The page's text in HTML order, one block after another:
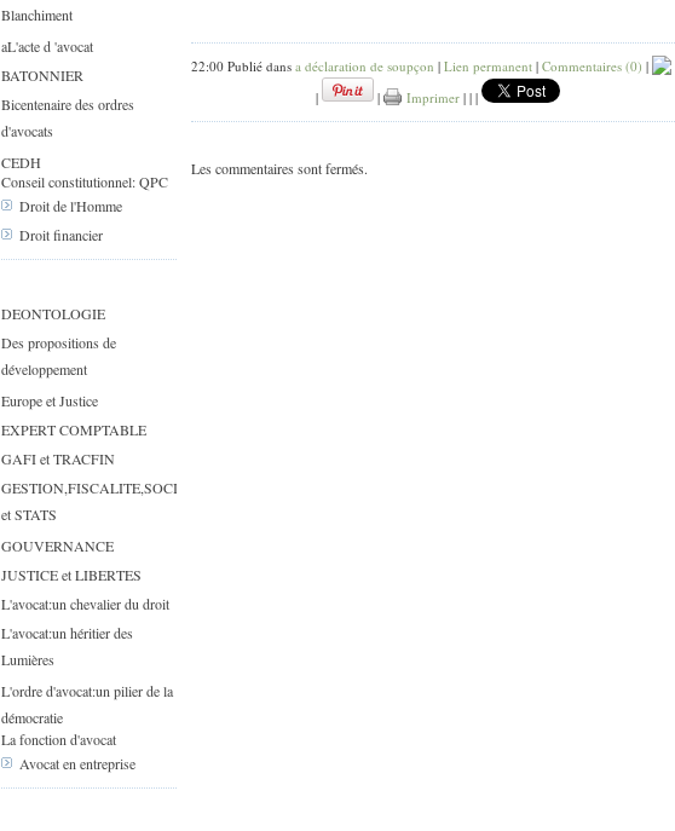
Blanchiment
aL'acte d 'avocat
BATONNIER
Bicentenaire des ordres
d'avocats
CEDH
Conseil constitutionnel: QPC
Droit de l'Homme
Droit financier
DEONTOLOGIE
Des propositions de
développement
Europe et Justice
EXPERT COMPTABLE
GAFI et TRACFIN
GESTION,FISCALITE,SOCIAL
et STATS
GOUVERNANCE
JUSTICE et LIBERTES
L'avocat:un chevalier du droit
L'avocat:un héritier des
Lumières
L'ordre d'avocat:un pilier de la
démocratie
La fonction d'avocat
Avocat en entreprise
22:00 Publié dans a déclaration de soupçon | Lien permanent | Commentaires (0) |
|
| Imprimer | | |
Les commentaires sont fermés.